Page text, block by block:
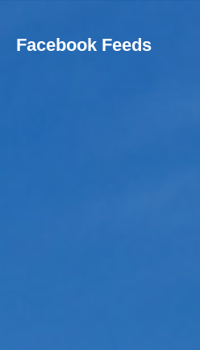
Facebook Feeds